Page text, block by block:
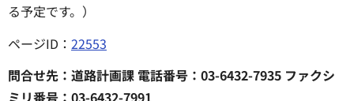
る予定です。）
ページID： 22553
問合せ先：道路計画課 電話番号：03-6432-7935 ファクシ